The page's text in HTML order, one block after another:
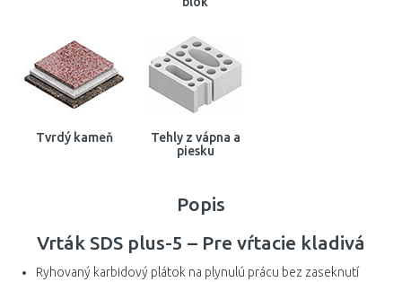
Tvrdý kameň
Tehly z vápna a
piesku
Popis
Vrták SDS plus-5 – Pre vŕtacie kladivá
Ryhovaný karbidový plátok na plynulú prácu bez zaseknutí